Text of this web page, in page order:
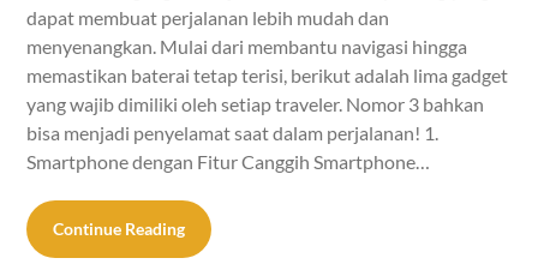
dapat membuat perjalanan lebih mudah dan
menyenangkan. Mulai dari membantu navigasi hingga
memastikan baterai tetap terisi, berikut adalah lima gadget
yang wajib dimiliki oleh setiap traveler. Nomor 3 bahkan
bisa menjadi penyelamat saat dalam perjalanan! 1.
Smartphone dengan Fitur Canggih Smartphone…
Continue Reading